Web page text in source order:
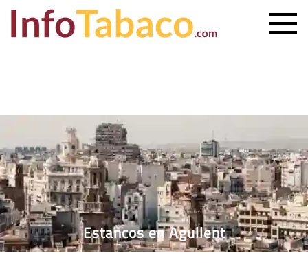
ESTANCO MÁS CERCANO
CONTACTO
Estancos en Agullent